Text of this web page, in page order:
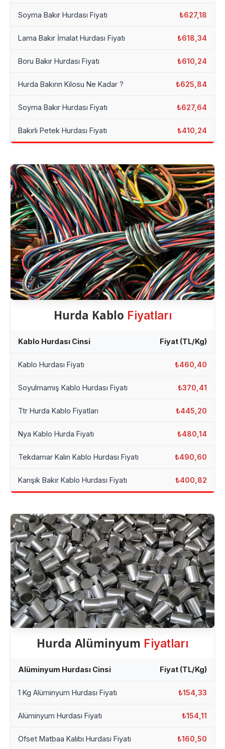
Soyma Bakır Hurdası Fiyatı ₺627,18
Lama Bakır İmalat Hurdası Fiyatı ₺618,34
Boru Bakır Hurdası Fiyatı ₺610,24
Hurda Bakırın Kilosu Ne Kadar ? ₺625,84
Soyma Bakır Hurdası Fiyatı ₺627,64
Bakırlı Petek Hurdası Fiyatı ₺410,24
Hurda Kablo Fiyatları
Kablo Hurdası Cinsi Fiyat (TL/Kg)
Kablo Hurdası Fiyatı ₺460,40
Soyulmamış Kablo Hurdası Fiyatı ₺370,41
Ttr Hurda Kablo Fiyatları ₺445,20
Nya Kablo Hurda Fiyatı ₺480,14
Tekdamar Kalın Kablo Hurdası Fiyatı ₺490,60
Karışık Bakır Kablo Hurdası Fiyatı ₺400,82
Hurda Alüminyum Fiyatları
Alüminyum Hurdası Cinsi Fiyat (TL/Kg)
1 Kg Alüminyum Hurdası Fiyatı ₺154,33
Alüminyum Hurdası Fiyatı ₺154,11
Ofset Matbaa Kalıbı Hurdası Fiyatı ₺160,50